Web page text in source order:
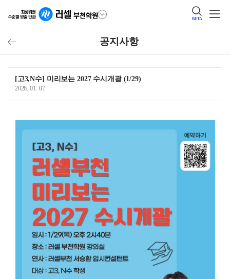
BETA
공지사항
[고3,N수] 미리보는 2027 수시개괄 (1/29)
2026. 01. 07